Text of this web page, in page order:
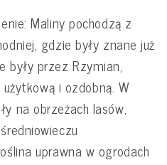
Maliny pochodzą z
gdzie były znane już
były przez Rzymian,
i ozdobną. W
na obrzeżach lasów,
uprawna w ogrodach